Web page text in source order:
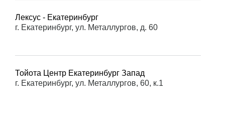
Лексус - Екатеринбург
г. Екатеринбург, ул. Металлургов, д. 60
Тойота Центр Екатеринбург Запад
г. Екатеринбург, ул. Металлургов, 60, к.1